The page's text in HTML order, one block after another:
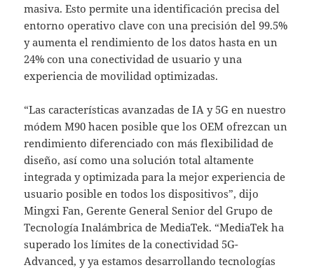
masiva. Esto permite una identificación precisa del
entorno operativo clave con una precisión del 99.5%
y aumenta el rendimiento de los datos hasta en un
24% con una conectividad de usuario y una
experiencia de movilidad optimizadas.
“Las características avanzadas de IA y 5G en nuestro
módem M90 hacen posible que los OEM ofrezcan un
rendimiento diferenciado con más flexibilidad de
diseño, así como una solución total altamente
integrada y optimizada para la mejor experiencia de
usuario posible en todos los dispositivos”, dijo
Mingxi Fan, Gerente General Senior del Grupo de
Tecnología Inalámbrica de MediaTek. “MediaTek ha
superado los límites de la conectividad 5G-
Advanced, y ya estamos desarrollando tecnologías